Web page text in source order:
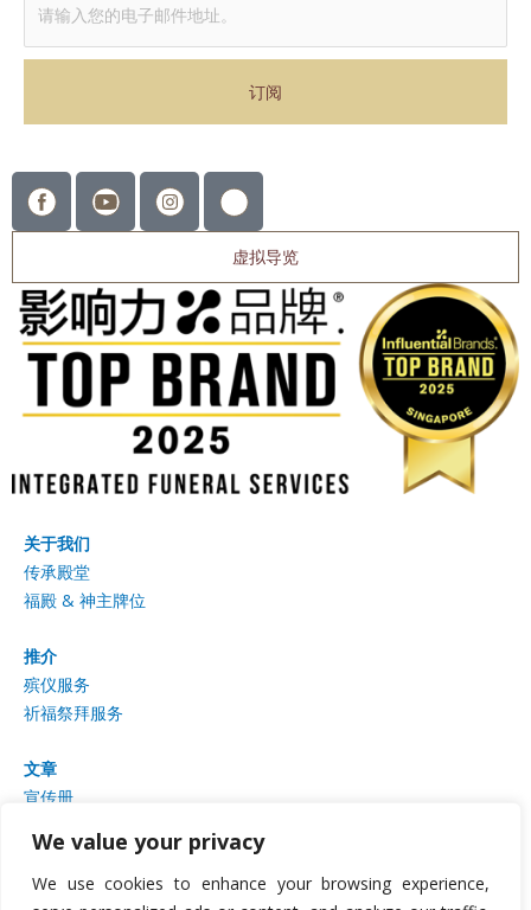
We value your privacy
We use cookies to enhance your browsing experience,
虚拟导览
关于我们
传承殿堂
福殿 & 神主牌位
推介
殡仪服务
祈福祭拜服务
文章
宣传册
联系我们